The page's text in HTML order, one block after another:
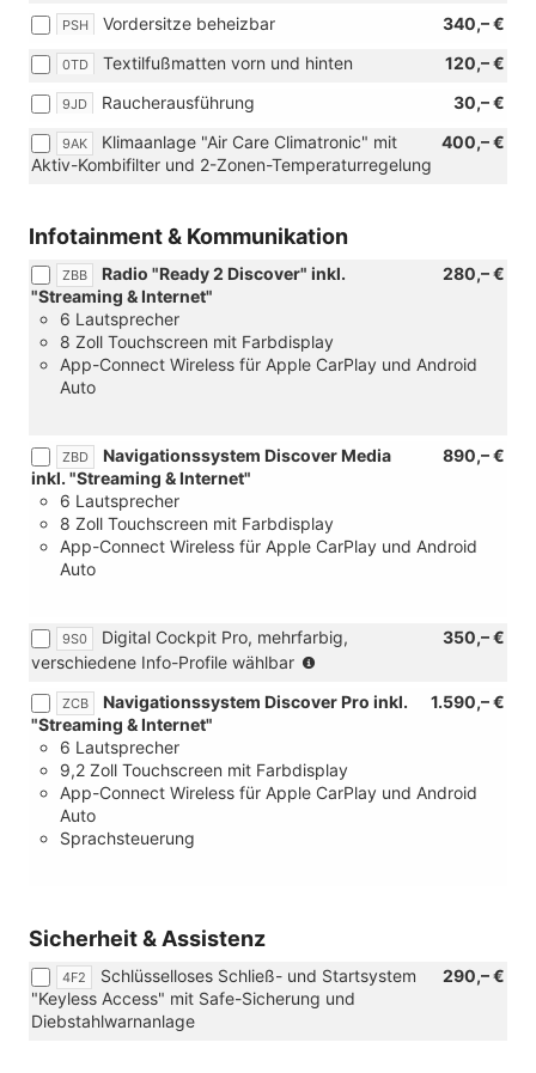
PSH 340,– €
Vordersitze beheizbar
0TD 120,– €
Textilfußmatten vorn und hinten
9JD 30,– €
Raucherausführung
9AK 400,– €
Klimaanlage "Air Care Climatronic" mit
Aktiv-Kombifilter und 2-Zonen-Temperaturregelung
Infotainment & Kommunikation
ZBB 280,– €
Radio "Ready 2 Discover" inkl.
"Streaming & Internet"
6 Lautsprecher
8 Zoll Touchscreen mit Farbdisplay
App-Connect Wireless für Apple CarPlay und Android
Auto
ZBD 890,– €
Navigationssystem Discover Media
inkl. "Streaming & Internet"
6 Lautsprecher
8 Zoll Touchscreen mit Farbdisplay
App-Connect Wireless für Apple CarPlay und Android
Auto
9S0 350,– €
Digital Cockpit Pro, mehrfarbig,
verschiedene Info-Profile wählbar
Verbindung
Radio
Ready
oder
[ZCB]
ZCB 1.590,– €
Navigationssystem Discover Pro inkl.
"Streaming & Internet"
6 Lautsprecher
9,2 Zoll Touchscreen mit Farbdisplay
App-Connect Wireless für Apple CarPlay und Android
Auto
Sprachsteuerung
Sicherheit & Assistenz
4F2 290,– €
Schlüsselloses Schließ- und Startsystem
"Keyless Access" mit Safe-Sicherung und
Diebstahlwarnanlage